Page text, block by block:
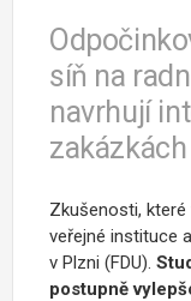
síň na
navrhují
Zkušenosti,
veřejné instituce
v Plzni (FDU).
postupně